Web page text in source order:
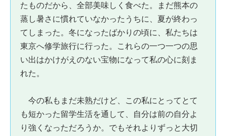
たものだから、全部美味しく食べた。まだ熊本の
蒸し暑さに慣れていなかったうちに、夏が終わっ
てしまった。冬になったばかりの頃に、私たちは
東京へ修学旅行に行った。これらの一つ一つの思
い出はかけがえのない宝物になって私の心に刻ま
れた。
今の私もまだ未熟だけど、この私にとってとて
も短かった留学生活を通して、自分は前の自分よ
り強くなっただろうか。でもそれよりずっと大切